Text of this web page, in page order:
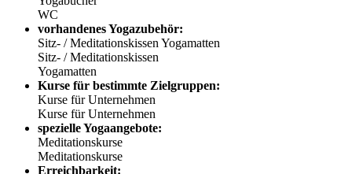
WC
vorhandenes Yogazubehör:
Sitz- / Meditationskissen Yogamatten
Sitz- / Meditationskissen
Yogamatten
Kurse für bestimmte Zielgruppen:
Kurse für Unternehmen
Kurse für Unternehmen
spezielle Yogaangebote:
Meditationskurse
Meditationskurse
Erreichbarkeit: